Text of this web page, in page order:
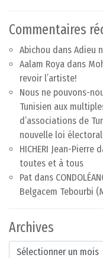
Commentaires
Abichou dans Adieu
Aalam Roya dans
revoir l’artiste!
Nous ne pouvons-
Tunisien aux
d’associations de
nouvelle loi
HICHERI Jean-Pierre
toutes et à tous
Pat dans
Belgacem Tebourbi
Archives
Archives